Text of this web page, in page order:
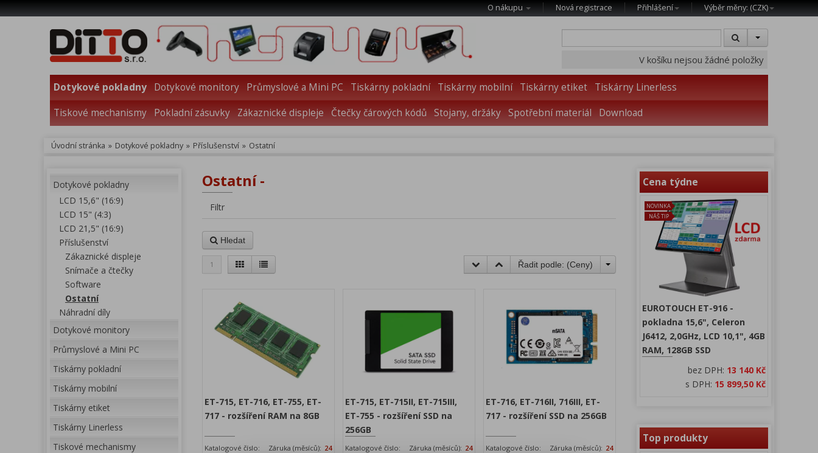
O nákupu Nová registrace Přihlášení Výběr měny: (CZK)
V košíku nejsou žádné položky
Dotykové pokladny Dotykové monitory Průmyslové a Mini PC Tiskárny pokladní Tiskárny mobilní Tiskárny etiket
Tiskárny Linerless
Tiskové mechanismy
Pokladní zásuvky Zákaznické displeje Čtečky čárových kódů Stojany, držáky Spotřební materiál Download
Úvodní stránka » Dotykové pokladny » Příslušenství » Ostatní
Dotykové pokladny
LCD 15,6" (16:9)
LCD 15" (4:3)
LCD 21,5" (16:9)
Příslušenství
Zákaznické displeje
Snímače a čtečky
Software
Ostatní
Náhradní díly
Dotykové monitory
Průmyslové a Mini PC
Tiskárny pokladní
Tiskárny mobilní
Tiskárny etiket
Tiskárny Linerless
Tiskové mechanismy
Ostatní -
Filtr
Hledat
1 Řadit podle: (Ceny)
ET-715, ET-716, ET-755, ET-
717 - rozšíření RAM na 8GB
Katalogové číslo:
Záruka (měsíců): 24
ET-715, ET-715II, ET-715III,
ET-755 - rozšíření SSD na
256GB
Katalogové číslo:
Záruka (měsíců): 24
ET-716, ET-716II, 716III, ET-
717 - rozšíření SSD na 256GB
Katalogové číslo:
Záruka (měsíců): 24
Cena týdne
NOVINKA
NÁŠ TIP
EUROTOUCH ET-916 -
pokladna 15,6", Celeron
J6412, 2,0GHz, LCD 10,1", 4GB
RAM, 128GB SSD
bez DPH: 13 140 Kč
s DPH: 15 899,50 Kč
Top produkty